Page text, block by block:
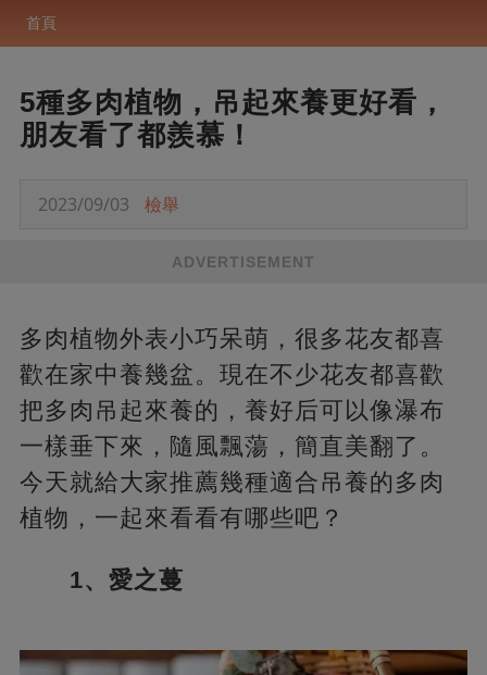
首頁
5種多肉植物，吊起來養更好看，
朋友看了都羨慕！
2023/09/03 檢舉
ADVERTISEMENT
多肉植物外表小巧呆萌，很多花友都喜
歡在家中養幾盆。現在不少花友都喜歡
把多肉吊起來養的，養好后可以像瀑布
一樣垂下來，隨風飄蕩，簡直美翻了。
今天就給大家推薦幾種適合吊養的多肉
植物，一起來看看有哪些吧？
1、愛之蔓